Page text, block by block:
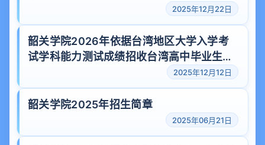
2025年12月22日
韶关学院2026年依据台湾地区大学入学考
试学科能力测试成绩招收台湾高中毕业生免
2025年12月12日
韶关学院2025年招生简章
2025年06月21日